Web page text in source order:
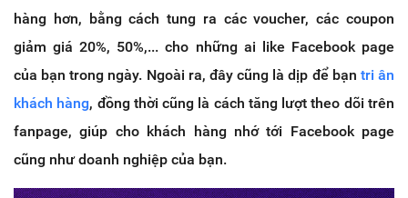
hàng hơn, bằng cách tung ra các voucher, các coupon
giảm giá 20%, 50%,... cho những ai like Facebook page
của bạn trong ngày. Ngoài ra, đây cũng là dịp để bạn tri ân
khách hàng, đồng thời cũng là cách tăng lượt theo dõi trên
fanpage, giúp cho khách hàng nhớ tới Facebook page
cũng như doanh nghiệp của bạn.